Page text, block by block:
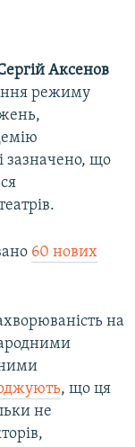
Аксенов
режиму
зазначено, що
60 нових
на
, що ця
не